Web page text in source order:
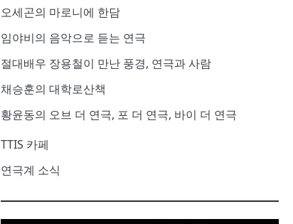
오세곤의 마로니에 한담
임야비의 음악으로 듣는 연극
절대배우 장용철이 만난 풍경, 연극과 사람
채승훈의 대학로산책
황윤동의 오브 더 연극, 포 더 연극, 바이 더 연극
TTIS 카페
연극계 소식